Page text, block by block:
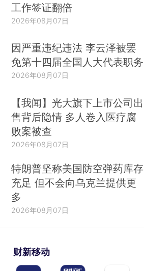
工作签证翻倍
2026年08月07日
因严重违纪违法 李云泽被罢
免第十四届全国人大代表职务
2026年08月07日
【我闻】光大旗下上市公司出
售背后隐情 多人卷入医疗腐
败案被查
2026年08月07日
特朗普坚称美国防空弹药库存
充足 但不会向乌克兰提供更
多
2026年08月07日
财新移动